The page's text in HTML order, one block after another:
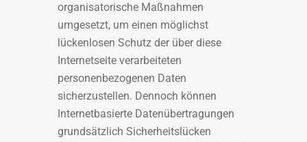
organisatorische Maßnahmen
umgesetzt, um einen möglichst
lückenlosen Schutz der über diese
Internetseite verarbeiteten
personenbezogenen Daten
sicherzustellen. Dennoch können
Internetbasierte Datenübertragungen
grundsätzlich Sicherheitslücken